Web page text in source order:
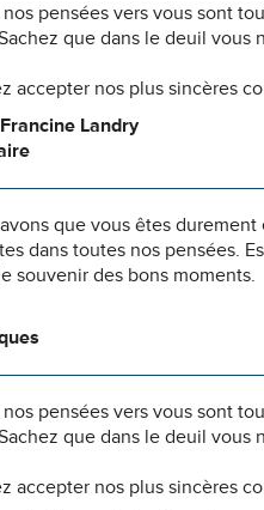
nos pensées vers vous sont
que dans le deuil vous
accepter nos plus sincères
Landry
que vous êtes
dans toutes nos pensées.
souvenir des bons moments.
nos pensées vers vous sont
que dans le deuil vous
accepter nos plus sincères